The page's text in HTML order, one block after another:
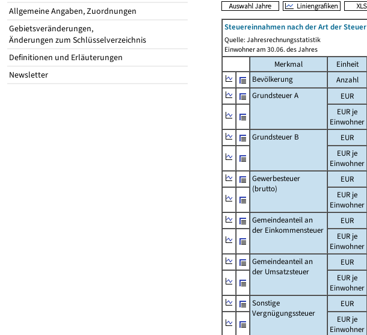
Allgemeine Angaben, Zuordnungen
Gebietsveränderungen,
Änderungen zum Schlüsselverzeichnis
Definitionen und Erläuterungen
Newsletter
Steuereinnahmen nach der Art der Steuer
Quelle: Jahresrechnungsstatistik
Einwohner am 30.06. des Jahres
Merkmal Einheit
Bevölkerung
Anzahl
Grundsteuer A
EUR
EUR je
Einwohner
Grundsteuer B
EUR
EUR je
Einwohner
Gewerbesteuer
(brutto)
EUR
EUR je
Einwohner
Gemeindeanteil an
der Einkommensteuer
EUR
EUR je
Einwohner
Gemeindeanteil an
der Umsatzsteuer
EUR
EUR je
Einwohner
Sonstige
Vergnügungssteuer
EUR
EUR je
Einwohner